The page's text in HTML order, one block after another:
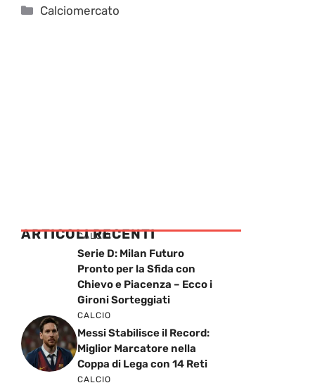
Categorie
Calciomercato
ARTICOLI RECENTI
CALCIO
Serie D: Milan Futuro
Pronto per la Sfida con
Chievo e Piacenza – Ecco i
Gironi Sorteggiati
CALCIO
Messi Stabilisce il Record:
Miglior Marcatore nella
Coppa di Lega con 14 Reti
CALCIO